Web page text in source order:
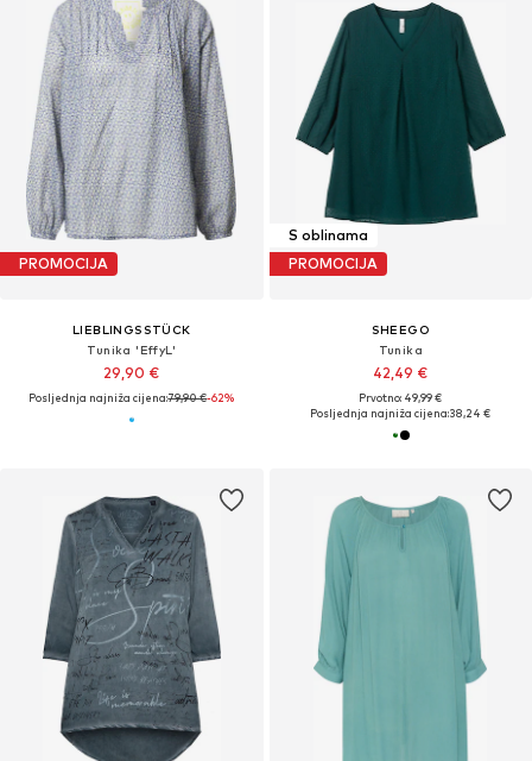
PROMOCIJA
LIEBLINGSSTÜCK
Tunika 'EffyL'
29,90 €
Posljednja najniža cijena:79,90 €-62%
S oblinama
PROMOCIJA
SHEEGO
Tunika
42,49 €
Prvotno: 49,99 €
Posljednja najniža cijena:38,24 €